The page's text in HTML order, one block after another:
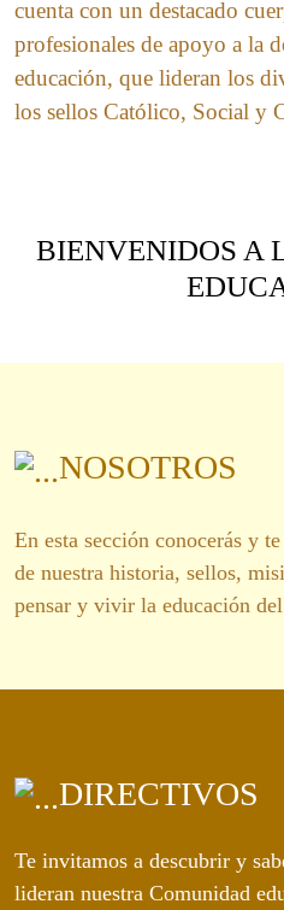
cuenta con un destacado
profesionales de apoyo a la
educación, que lideran los
los sellos Católico, Social y
BIENVENIDOS A
NOSOTROS
En esta sección conocerás y
de nuestra historia, sellos,
pensar y vivir la educación
DIRECTIVOS
Te invitamos a descubrir y
lideran nuestra Comunidad